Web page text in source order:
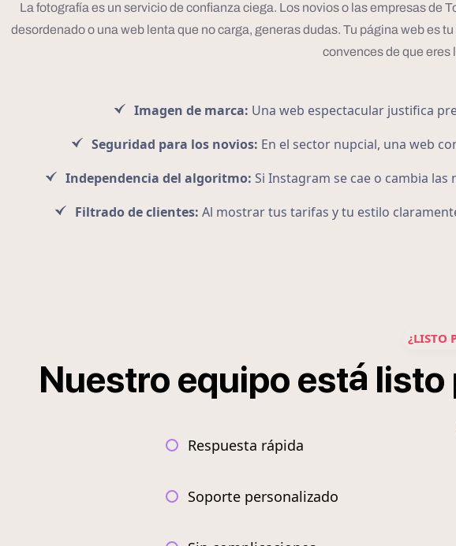
La fotografía es un servicio de confianza ciega. Los novios o las empresas
desordenado o una web lenta que no carga, generas dudas. Tu página web es
convences de que eres
Imagen de marca: Una web espectacular justifica
Seguridad para los novios: En el sector nupcial, una web
Independencia del algoritmo: Si Instagram se cae o cambia
Filtrado de clientes: Al mostrar tus tarifas y tu estilo
¿LISTO
Nuestro equipo está listo
Respuesta rápida
Soporte personalizado